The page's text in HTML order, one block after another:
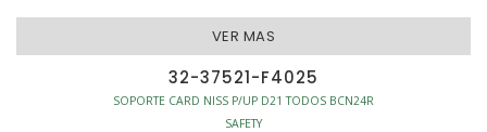
VER MAS
32-37521-F4025
SOPORTE CARD NISS P/UP D21 TODOS BCN24R
SAFETY